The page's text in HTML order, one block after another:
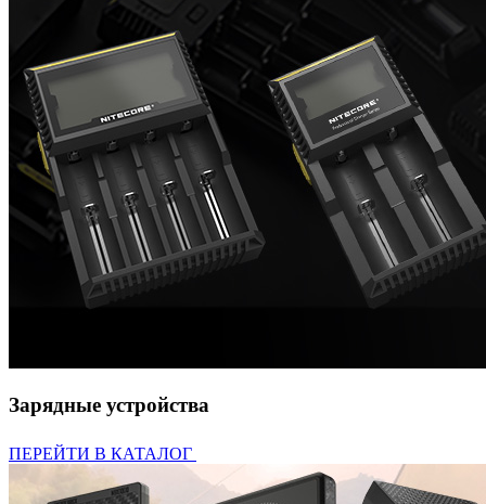
Зарядные устройства
ПЕРЕЙТИ В КАТАЛОГ